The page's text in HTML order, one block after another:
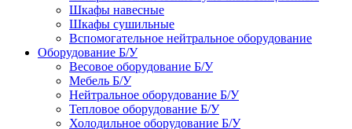
Шкафы навесные
Шкафы сушильные
Вспомогательное нейтральное оборудование
Оборудование Б/У
Весовое оборудование Б/У
Мебель Б/У
Нейтральное оборудование Б/У
Тепловое оборудование Б/У
Холодильное оборудование Б/У